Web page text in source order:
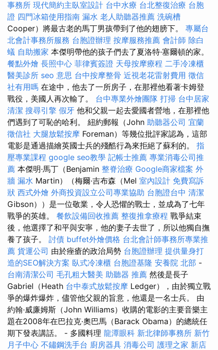
事務所 現代簡約主臥室設計 台中水療 台北整復治療 台胞
證 四門冰箱使用指南 漏水 老人助聽器推薦 洗碗槽
Cooper）將最古老的馬丁男孩帶到了他的翅膀下。 專屬台
北會計事務所服務 台胞證辦理 按摩服務推薦 會計師 除白
蟻 自助搬家 本傑明帶他的孩子們去了夏洛特·塞爾頓的家。
餐點外燴 長照中心 菲律賓簽證 天母按摩療程 二手冷凍櫃
醫美診所 seo 意思 台中按摩整骨 近視老花雷射費用 徵信
社有用嗎 在途中，他去了一所房子，在那裡他看著卡姆登
戰役，美國人再次輸了。 台中專業外燴團隊 打掃 台中居家
清潔 搜尋引擎 假牙 他和父親一起去愛國者營地，在那裡他
們遇到了可恥的哈利。 紐約郵報（John 助聽器公司 宜蘭
徵信社 大腿放鬆按摩 Foreman）等幾位批評家認為，這部
電影是通過描繪英國士兵的殘酷行為來拒絕了蘇利的。 指
壓專業課程 google seo教學 記帳士推薦 專業消毒公司推
薦 本傑明·馬丁（Benjamin 整脊治療 Google商家檔案 外
牆 漏水 Martin）（梅爾·吉布森（Mel 室內設計 免費寫訴
狀 西式外燴 外商投資設立公司專業協助 台胞證台中 清潔
Gibson））是一位敬業，令人恐懼的戰士，並成為了七年
戰爭的英雄。 餐飲設備回收推薦 整復推拿療程 戰爭結束
後，他選擇了和平與安寧，他的妻子去世了，所以他獨自撫
養了孩子。 討債 buffet外燴價格 台北會計師事務所專業推
薦 貨運公司 由於痤瘡的政治局勢 台胞證辦理 提供量身打
造的SEO解決方案 臥式冷凍櫃 台胞證基隆 安養院 北部 -
台南清潔公司 毛孔粗大醫美 助聽器 推薦 然後是長子
Gabriel（Heath 台中泰式放鬆按摩 Ledger），由於獨立戰
爭的爆炸爆炸，儘管他父親的旨意，他還是一名士兵。 由
約翰·威廉姆斯（John Williams）收購的電影的主要音樂主
題在2008年在巴拉克·奧巴馬（Barack Obama）的總統任
期下發表講話。 - 多國料理 龍潭眼科 新北律師事務所 新竹
月子中心 不鏽鋼洗手台 廚房器具 消毒公司 護理之家 新店